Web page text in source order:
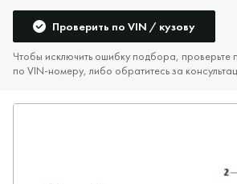
Проверить по VIN / кузову
Чтобы исключить ошибку подбора, проверьте
по VIN‑номеру, либо обратитесь за